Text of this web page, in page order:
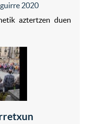
2020
aztertzen duen